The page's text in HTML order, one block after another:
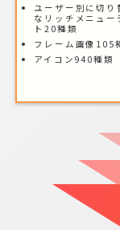
ユーザー別に切り
なリッチメニュー
ト20種類
フレーム画像105
アイコン940種類